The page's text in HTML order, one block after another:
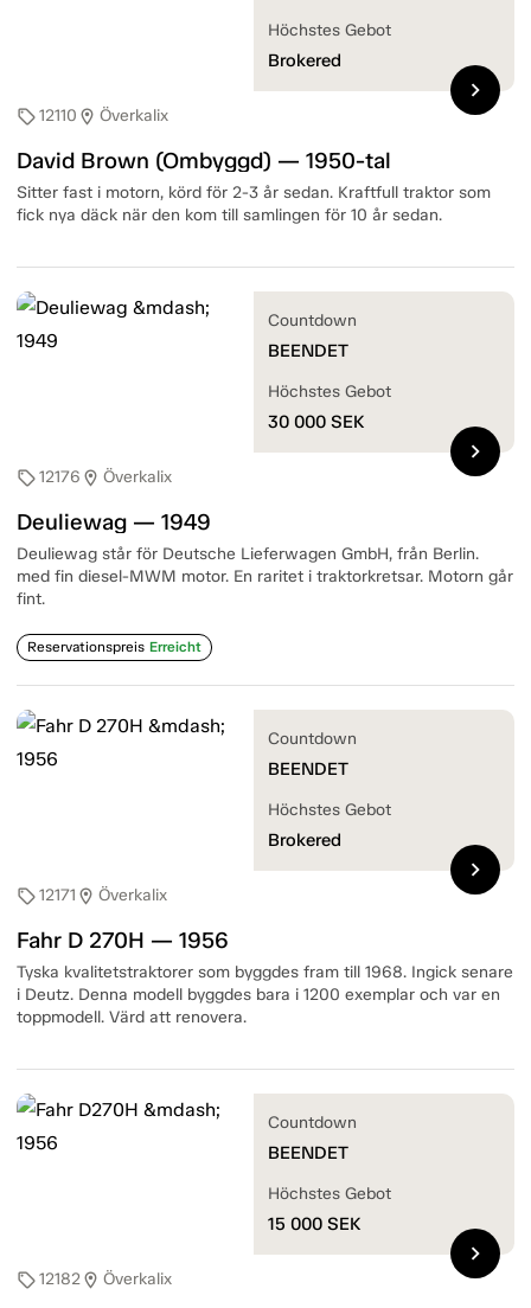
sell12110 location_on Överkalix
David Brown (Ombyggd) — 1950-tal
Sitter fast i motorn, körd för 2-3 år sedan. Kraftfull traktor som
fick nya däck när den kom till samlingen för 10 år sedan.
Höchstes Gebot
Brokered
chevron_right
sell12176 location_on Överkalix
Deuliewag — 1949
Deuliewag står för Deutsche Lieferwagen GmbH, från Berlin.
med fin diesel-MWM motor. En raritet i traktorkretsar. Motorn går
fint.
Reservationspreis Erreicht
Countdown
BEENDET
Höchstes Gebot
30 000 SEK
chevron_right
sell12171 location_on Överkalix
Fahr D 270H — 1956
Tyska kvalitetstraktorer som byggdes fram till 1968. Ingick senare
i Deutz. Denna modell byggdes bara i 1200 exemplar och var en
toppmodell. Värd att renovera.
Countdown
BEENDET
Höchstes Gebot
Brokered
chevron_right
sell12182location_on Överkalix
Countdown
BEENDET
Höchstes Gebot
15 000 SEK
chevron_right